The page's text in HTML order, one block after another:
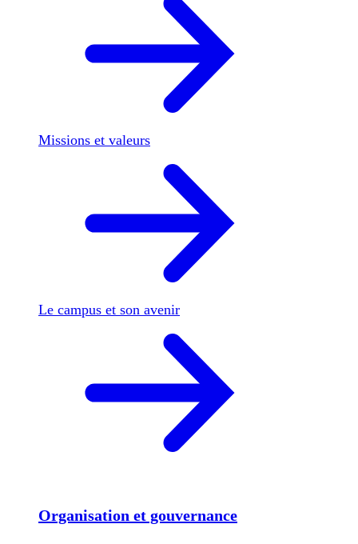
Missions et valeurs
Le campus et son avenir
Organisation et gouvernance